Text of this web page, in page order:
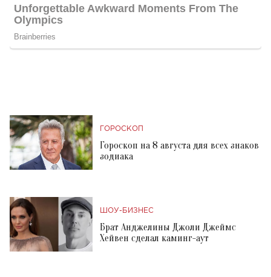
ГОРОСКОП
Гороскоп на 8 августа для всех знаков
зодиака
ШОУ-БИЗНЕС
Брат Анджелины Джоли Джеймс
Хейвен сделал каминг-аут